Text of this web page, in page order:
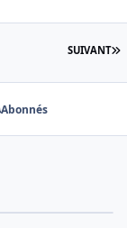
SUIVANT
Abonnés